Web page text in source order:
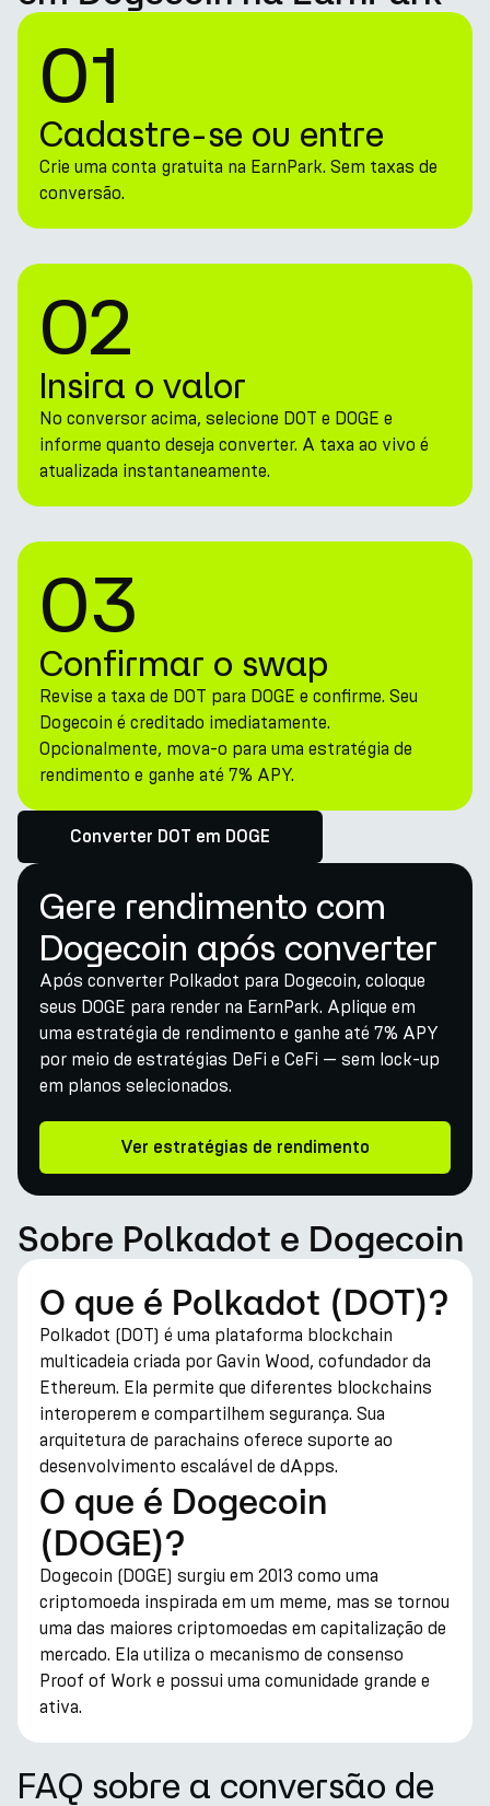
01
Cadastre-se ou entre
Crie uma conta gratuita na EarnPark. Sem taxas de
conversão.
02
Insira o valor
No conversor acima, selecione DOT e DOGE e
informe quanto deseja converter. A taxa ao vivo é
atualizada instantaneamente.
03
Confirmar o swap
Revise a taxa de DOT para DOGE e confirme. Seu
Dogecoin é creditado imediatamente.
Opcionalmente, mova-o para uma estratégia de
rendimento e ganhe até 7% APY.
Converter DOT em DOGE
Gere rendimento com
Dogecoin após converter
Após converter Polkadot para Dogecoin, coloque
seus DOGE para render na EarnPark. Aplique em
uma estratégia de rendimento e ganhe até 7% APY
por meio de estratégias DeFi e CeFi — sem lock-up
em planos selecionados.
Ver estratégias de rendimento
Sobre Polkadot e Dogecoin
O que é Polkadot (DOT)?
Polkadot (DOT) é uma plataforma blockchain
multicadeia criada por Gavin Wood, cofundador da
Ethereum. Ela permite que diferentes blockchains
interoperem e compartilhem segurança. Sua
arquitetura de parachains oferece suporte ao
desenvolvimento escalável de dApps.
O que é Dogecoin
(DOGE)?
Dogecoin (DOGE) surgiu em 2013 como uma
criptomoeda inspirada em um meme, mas se tornou
uma das maiores criptomoedas em capitalização de
mercado. Ela utiliza o mecanismo de consenso
Proof of Work e possui uma comunidade grande e
ativa.
FAQ sobre a conversão de